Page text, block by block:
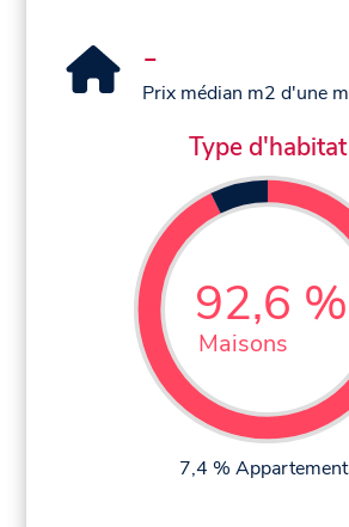
-
Prix médian m2 d'une
Type d'habitat
92,6 %
Maisons
7,4 %